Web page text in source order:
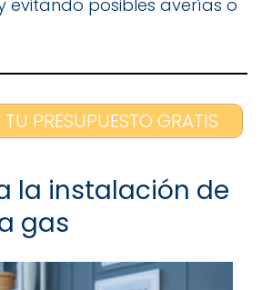
evitando posibles averías o
PRESUPUESTO GRATIS
la instalación de
gas